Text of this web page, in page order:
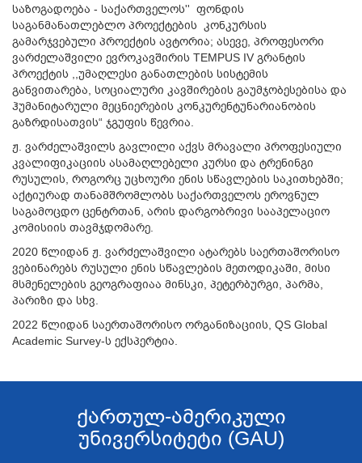
საზოგადოება - საქართველოს'' ფონდის
საგანმანათლებლო პროექტების კონკურსის
გამარჯვებული პროექტის ავტორია; ასევე, პროფესორი
ვარძელაშვილი ევროკავშირის TEMPUS IV გრანტის
პროექტის ,,უმაღლესი განათლების სისტემის
განვითარება, სოციალური კავშირების გაუმჯობესებისა და
ჰუმანიტარული მეცნიერების კონკურენტუნარიანობის
გაზრდისათვის“ ჯგუფის წევრია.
ჟ. ვარძელაშვილს გავლილი აქვს მრავალი პროფესიული
კვალიფიკაციის ასამაღლებელი კურსი და ტრენინგი
რუსულის, როგორც უცხოური ენის სწავლების საკითხებში;
აქტიურად თანამშრომლობს საქართველოს ეროვნულ
საგამოცდო ცენტრთან, არის დარგობრივი სააპელაციო
კომისიის თავმჯდომარე.
2020 წლიდან ჟ. ვარძელაშვილი ატარებს საერთაშორისო
ვებინარებს რუსული ენის სწავლების მეთოდიკაში, მისი
მსმენელების გეოგრაფიაა მინსკი, პეტერბურგი, პარმა,
პარიზი და სხვ.
2022 წლიდან საერთაშორისო ორგანიზაციის, QS Global
Academic Survey-ს ექსპერტია.
ქართულ-ამერიკული
უნივერსიტეტი (GAU)